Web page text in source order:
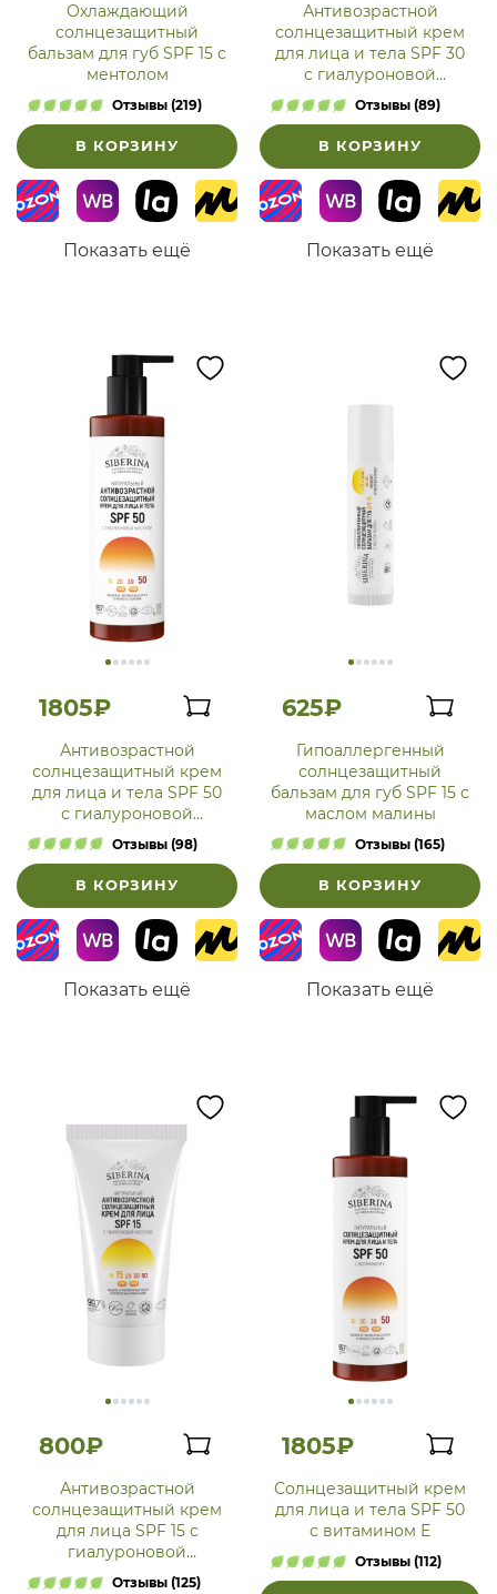
Охлаждающий
солнцезащитный
бальзам для губ SPF 15 с
ментолом
Отзывы (219)
В КОРЗИНУ
Показать ещё
Антивозрастной
солнцезащитный крем
для лица и тела SPF 30
с гиалуроновой
кислотой
Отзывы (89)
В КОРЗИНУ
Показать ещё
1805₽
Антивозрастной
солнцезащитный крем
для лица и тела SPF 50
с гиалуроновой
кислотой
Отзывы (98)
В КОРЗИНУ
Показать ещё
625₽
Гипоаллергенный
солнцезащитный
бальзам для губ SPF 15 с
маслом малины
Отзывы (165)
В КОРЗИНУ
Показать ещё
800₽
Антивозрастной
солнцезащитный крем
для лица SPF 15 с
гиалуроновой
кислотой
Отзывы (125)
1805₽
Солнцезащитный крем
для лица и тела SPF 50
с витамином Е
Отзывы (112)